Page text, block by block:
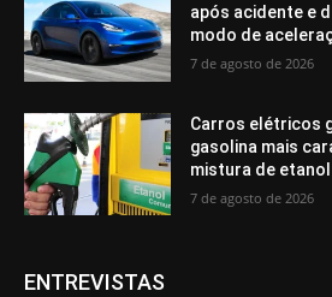
após acidente e
modo de
7 de agosto de 2026
Carros elétricos
gasolina mais
mistura de etanol
7 de agosto de 2026
ENTREVISTAS